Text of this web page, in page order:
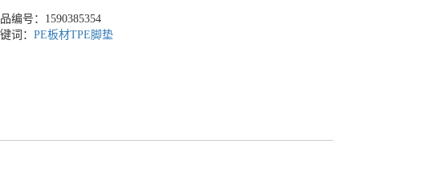
编号：1590385354
词： PE板材TPE脚垫